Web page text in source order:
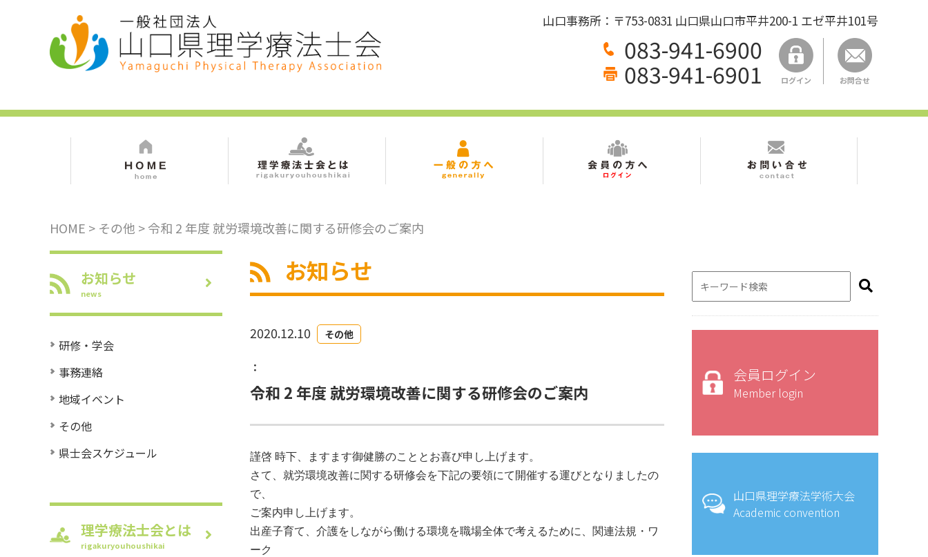
山口事務所：〒753-0831 山口県山口市平井200-1 エゼ平井101号
083-941-6900
083-941-6901 ログイン お問合せ
HOME > その他 > 令和 2 年度 就労環境改善に関する研修会のご案内
お知らせ
news
研修・学会
事務連絡
地域イベント
その他
県士会スケジュール
理学療法士会とは
rigakuryouhoushikai
お知らせ
2020.12.10 その他
：
令和 2 年度 就労環境改善に関する研修会のご案内
謹啓 時下、ますます御健勝のこととお喜び申し上げます。
さて、就労環境改善に関する研修会を下記の要領にて開催する運びとなりましたの
で、
ご案内申し上げます。
出産子育て、介護をしながら働ける環境を職場全体で考えるために、関連法規・ワ
ーク
会員ログイン
Member login
山口県理学療法学術大会
Academic convention